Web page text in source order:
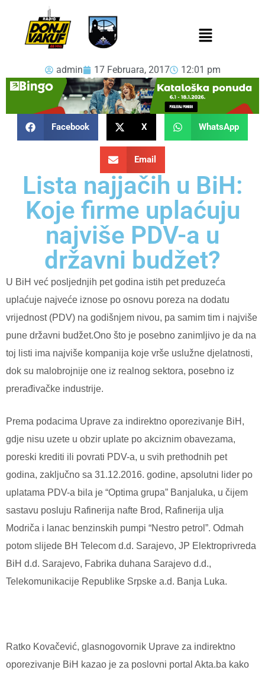
admin 17 Februara, 2017 12:01 pm
Facebook X WhatsApp
Email
Lista najjačih u BiH:
Koje firme uplaćuju
najviše PDV-a u
državni budžet?
U BiH već posljednjih pet godina istih pet preduzeća
uplaćuje najveće iznose po osnovu poreza na dodatu
vrijednost (PDV) na godišnjem nivou, pa samim tim i najviše
pune državni budžet.Ono što je posebno zanimljivo je da na
toj listi ima najviše kompanija koje vrše uslužne djelatnosti,
dok su malobrojnije one iz realnog sektora, posebno iz
prerađivačke industrije.
Prema podacima Uprave za indirektno oporezivanje BiH,
gdje nisu uzete u obzir uplate po akciznim obavezama,
poreski krediti ili povrati PDV-a, u svih prethodnih pet
godina, zaključno sa 31.12.2016. godine, apsolutni lider po
uplatama PDV-a bila je “Optima grupa” Banjaluka, u čijem
sastavu posluju Rafinerija nafte Brod, Rafinerija ulja
Modriča i lanac benzinskih pumpi “Nestro petrol”. Odmah
potom slijede BH Telecom d.d. Sarajevo, JP Elektroprivreda
BiH d.d. Sarajevo, Fabrika duhana Sarajevo d.d.,
Telekomunikacije Republike Srpske a.d. Banja Luka.
Ratko Kovačević, glasnogovornik Uprave za indirektno
oporezivanje BiH kazao je za poslovni portal Akta.ba kako